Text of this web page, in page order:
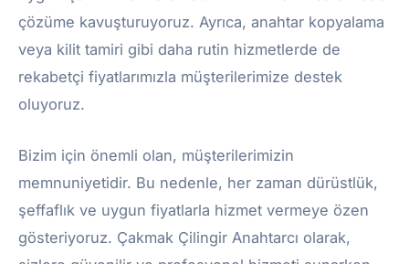
çözüme kavuşturuyoruz. Ayrıca, anahtar kopyalama
veya kilit tamiri gibi daha rutin hizmetlerde de
rekabetçi fiyatlarımızla müşterilerimize destek
oluyoruz.
Bizim için önemli olan, müşterilerimizin
memnuniyetidir. Bu nedenle, her zaman dürüstlük,
şeffaflık ve uygun fiyatlarla hizmet vermeye özen
gösteriyoruz. Çakmak Çilingir Anahtarcı olarak,